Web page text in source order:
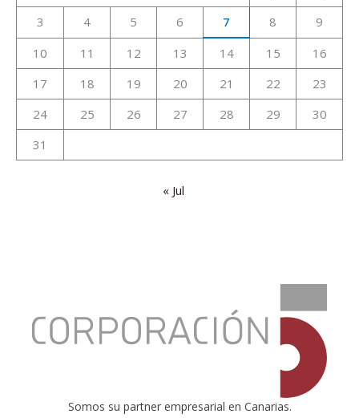
3
4 5 6 7 8
9
10
11 12 13 14 15
16
17
18 19 20 21 22
23
24
25 26 27 28 29
30
31
« Jul
Somos su partner empresarial en Canarias.
UNOS
PRESUPUESTOS